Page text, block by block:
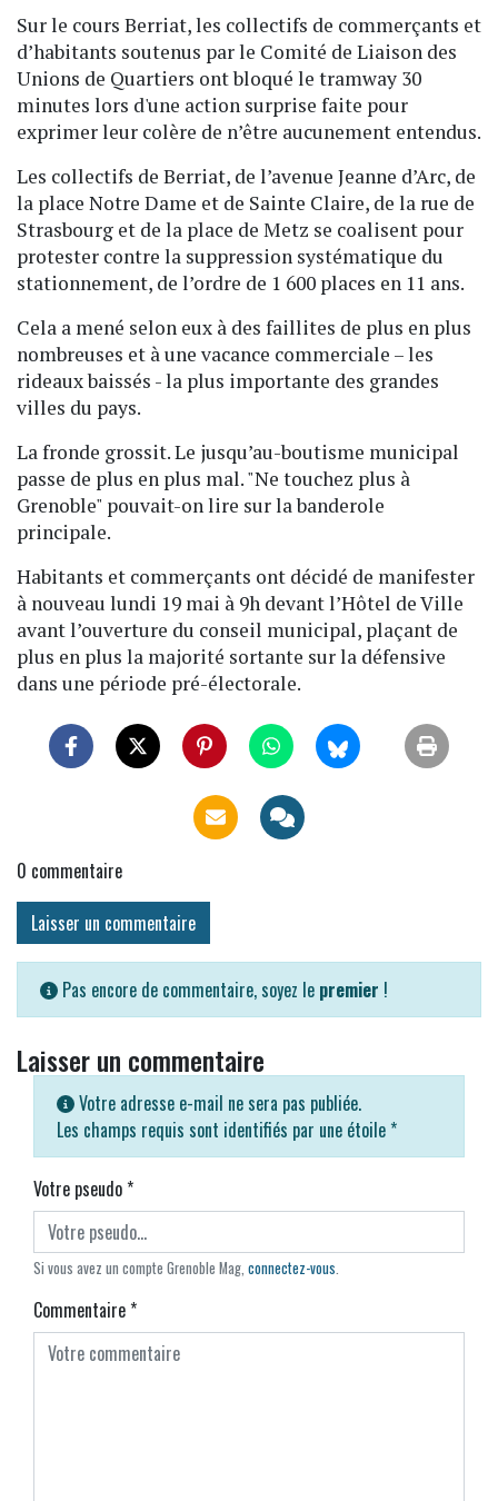
Sur le cours Berriat, les collectifs de commerçants et
d’habitants soutenus par le Comité de Liaison des
Unions de Quartiers ont bloqué le tramway 30
minutes lors d'une action surprise faite pour
exprimer leur colère de n’être aucunement entendus.
Les collectifs de Berriat, de l’avenue Jeanne d’Arc, de
la place Notre Dame et de Sainte Claire, de la rue de
Strasbourg et de la place de Metz se coalisent pour
protester contre la suppression systématique du
stationnement, de l’ordre de 1 600 places en 11 ans.
Cela a mené selon eux à des faillites de plus en plus
nombreuses et à une vacance commerciale – les
rideaux baissés - la plus importante des grandes
villes du pays.
La fronde grossit. Le jusqu’au-boutisme municipal
passe de plus en plus mal. "Ne touchez plus à
Grenoble" pouvait-on lire sur la banderole
principale.
Habitants et commerçants ont décidé de manifester
à nouveau lundi 19 mai à 9h devant l’Hôtel de Ville
avant l’ouverture du conseil municipal, plaçant de
plus en plus la majorité sortante sur la défensive
dans une période pré-électorale.
0 commentaire
Laisser un commentaire
Pas encore de commentaire, soyez le premier !
Laisser un commentaire
Votre adresse e-mail ne sera pas publiée.
Les champs requis sont identifiés par une étoile *
Votre pseudo*
Si vous avez un compte Grenoble Mag, connectez-vous.
Commentaire*